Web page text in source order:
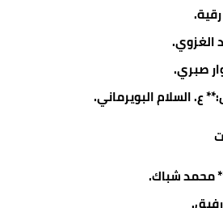
الغزوي.
صبري.
ع. السلام البويرماني.
محمد شباك.